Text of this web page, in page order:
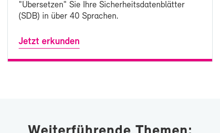
"Über­set­zen" Sie Ih­re Si­cher­heits­da­ten­blät­ter
(SDB) in über 40 Spra­chen.
Jetzt er­kun­den